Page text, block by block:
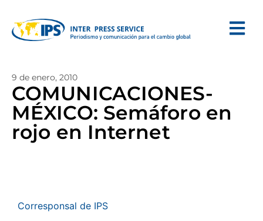
9 de enero, 2010
COMUNICACIONES-
MÉXICO: Semáforo en
rojo en Internet
Corresponsal de IPS